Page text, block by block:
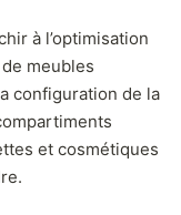
à l’optimisation
meubles
configuration de la
et cosmétiques